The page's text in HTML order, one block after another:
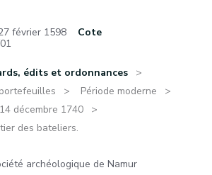
février 1598
Cote
édits et ordonnances
Période moderne
décembre 1740
des bateliers.
archéologique de Namur